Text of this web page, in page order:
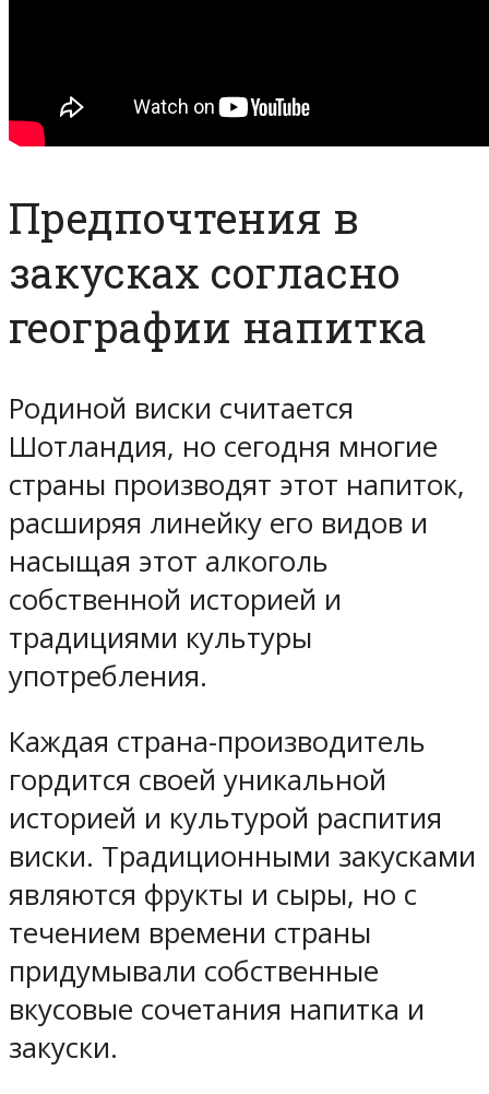
Предпочтения в
закусках согласно
географии напитка
Родиной виски считается
Шотландия, но сегодня многие
страны производят этот напиток,
расширяя линейку его видов и
насыщая этот алкоголь
собственной историей и
традициями культуры
употребления.
Каждая страна-производитель
гордится своей уникальной
историей и культурой распития
виски. Традиционными закусками
являются фрукты и сыры, но с
течением времени страны
придумывали собственные
вкусовые сочетания напитка и
закуски.